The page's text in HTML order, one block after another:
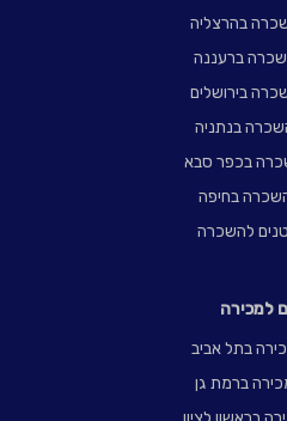
בהרצליה
ברעננה
בירושלים
בנתניה
בכפר סבא
בחיפה
להשכרה
למכירה
בתל אביב
ברמת גן